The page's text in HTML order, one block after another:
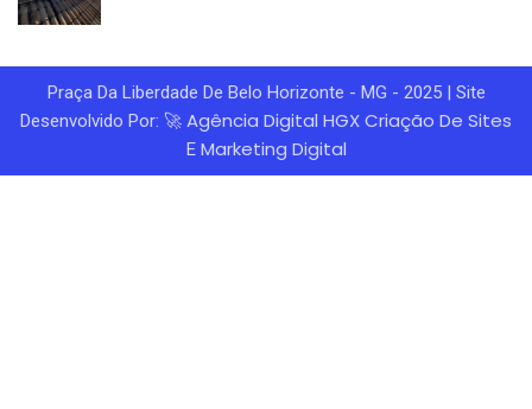
Praça Da Liberdade De Belo Horizonte - MG - 2025 | Site
Desenvolvido Por: 🚀 Agência Digital HGXCriação De Sites
E Marketing Digital